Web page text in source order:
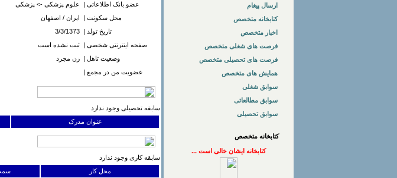
ارسال پیغام
کتابخانه متخصص
اخبار متخصص
فرصت های شغلی متخصص
فرصت های تحصیلی متخصص
همایش های متخصص
سوابق شغلی
سوابق مطالعاتی
سوابق تحصیلی
کتابخانه متخصص
کتابخانه ایشان خالی است ...
عضو بانک اطلاعاتی |
علوم پزشکی -> پزشکی
محل سکونت |
ايران / اصفهان
تاریخ تولد | 3/3/1373
صفحه اینترنتی شخصی | ثبت نشده است
وضعیت تاهل | زن مجرد
عضویت من در مجمع |
سابقه تحصیلی وجود ندارد
عنوان مدرک
سابقه کاری وجود ندارد
محل کار